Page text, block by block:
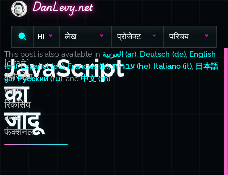
DanLevy.net
DanLevy.net
DanLevy.net
HI लेख प्रोजेक्ट परिचय
JavaScript
का
जादू
[draft]
इम्पेरटिव
बनाम
रिकर्सिव
बनाम
फंक्शनल
This post is also available in العربية (ar), Deutsch (de), English
(en),Español (es),Français (fr), עברית (he), Italiano (it), 日本語
(ja),Русский (ru), and中文 (zh).